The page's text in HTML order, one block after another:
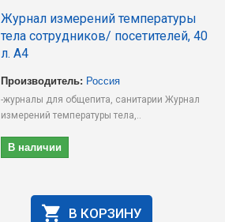
Журнал измерений температуры
тела сотрудников/ посетителей, 40
л. А4
Производитель: Россия
-журналы для общепита, санитарии Журнал
измерений температуры тела,..
В наличии
В КОРЗИНУ